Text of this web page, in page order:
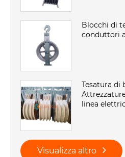
Blocchi di
conduttori
Tesatura di
linea
Visualizza altro